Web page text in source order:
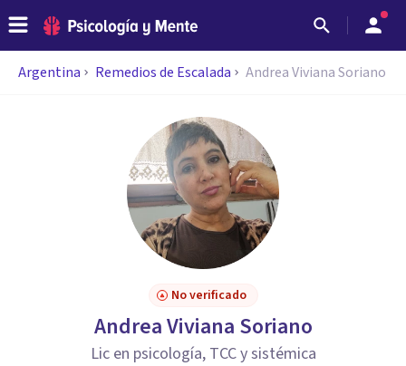
Argentina Remedios de Escalada Andrea Viviana Soriano
No verificado
Andrea Viviana Soriano
Lic en psicología, TCC y sistémica